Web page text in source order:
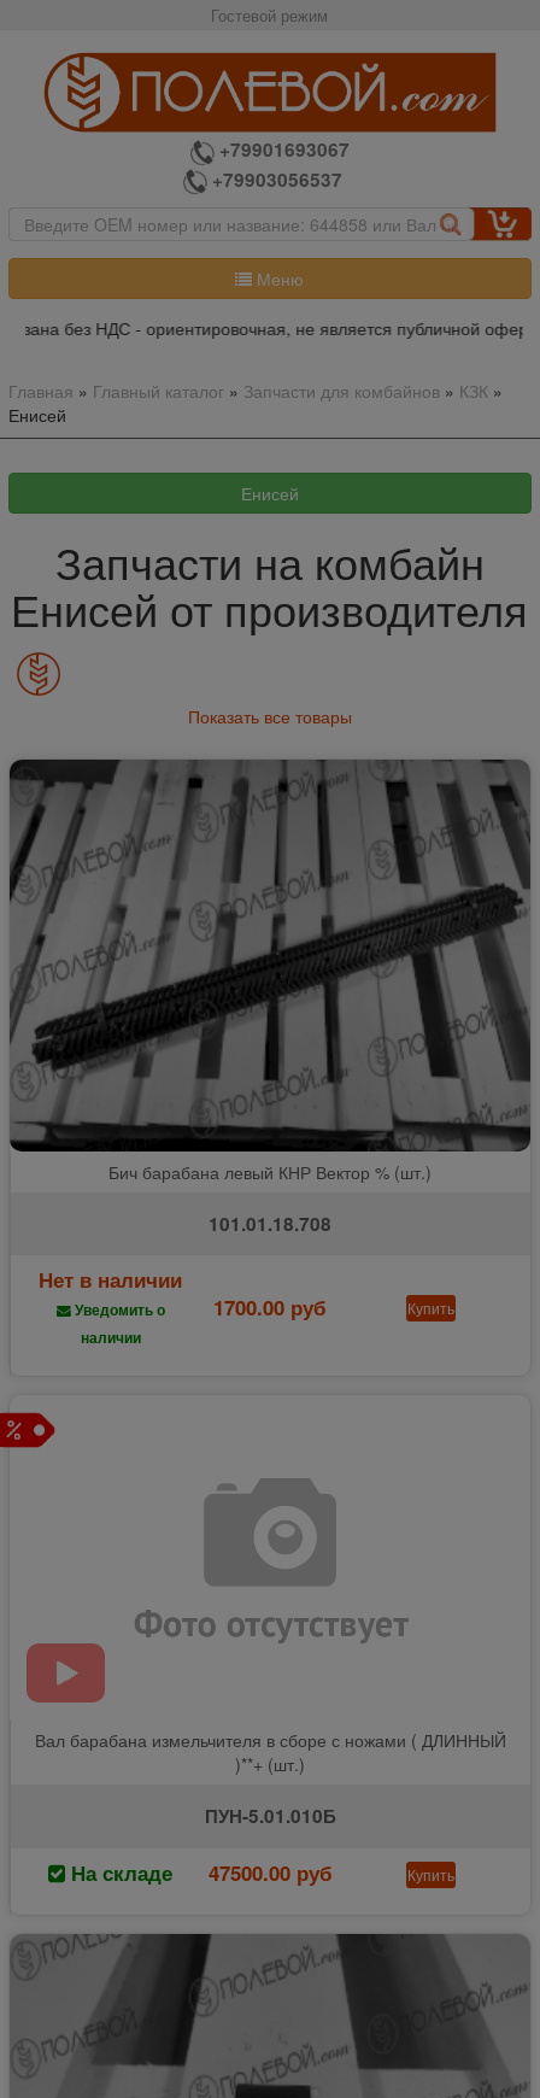
Гостевой режим
+79901693067
+79903056537
Меню
- ориентировочная, не является публичной офертой,
Главная » Главный каталог» Запчасти для комбайнов» КЗК »
Енисей
Запчасти на комбайн
Енисей от производителя
Показать все товары
Бич барабана левый КНР Вектор % (шт.)
101.01.18.708
Нет в наличии
Уведомить о
наличии
1700.00 руб Купить
Вал барабана измельчителя в сборе с ножами ( ДЛИННЫЙ
)**+ (шт.)
ПУН-5.01.010Б
На складе 47500.00 руб Купить